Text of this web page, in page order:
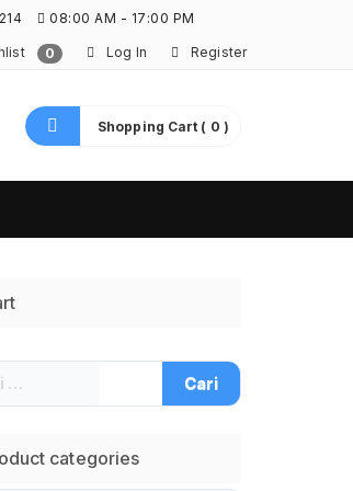
08:00 AM - 17:00 PM
0 Log In Register
Shopping Cart ( 0 )
categories